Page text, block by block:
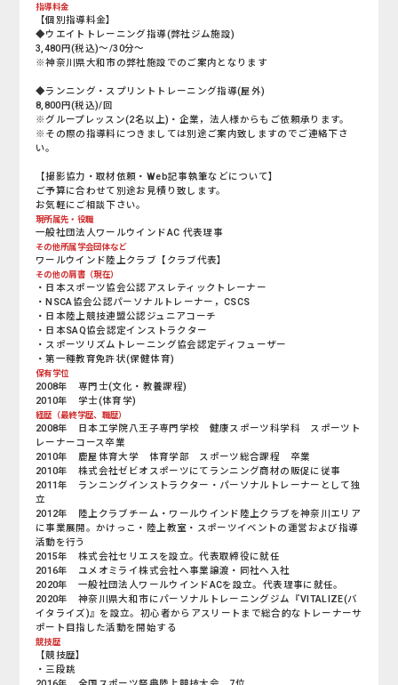
指導料金
【個別指導料金】
◆ウエイトトレーニング指導(弊社ジム施設)
3,480円(税込)～/30分～
※神奈川県大和市の弊社施設でのご案内となります
◆ランニング・スプリントトレーニング指導(屋外)
8,800円(税込)/回
※グループレッスン(2名以上)・企業，法人様からもご依頼承ります。
※その際の指導料につきましては別途ご案内致しますのでご連絡下さ
い。
【撮影協力・取材依頼・Web記事執筆などについて】
ご予算に合わせて別途お見積り致します。
お気軽にご相談下さい。
現所属先・役職
一般社団法人ワールウインドAC 代表理事
その他所属学会団体など
ワールウインド陸上クラブ【クラブ代表】
その他の肩書（現在）
・日本スポーツ協会公認アスレティックトレーナー
・NSCA協会公認パーソナルトレーナー，CSCS
・日本陸上競技連盟公認ジュニアコーチ
・日本SAQ協会認定インストラクター
・スポーツリズムトレーニング協会認定ディフューザー
・第一種教育免許状(保健体育)
保有学位
2008年 専門士(文化・教養課程)
2010年 学士(体育学)
経歴（最終学歴、職歴）
2008年 日本工学院八王子専門学校 健康スポーツ科学科 スポーツト
レーナーコース卒業
2010年 鹿屋体育大学 体育学部 スポーツ総合課程 卒業
2010年 株式会社ゼビオスポーツにてランニング商材の販促に従事
2011年 ランニングインストラクター・パーソナルトレーナーとして独
立
2012年 陸上クラブチーム・ワールウインド陸上クラブを神奈川エリア
に事業展開。かけっこ・陸上教室・スポーツイベントの運営および指導
活動を行う
2015年 株式会社セリエスを設立。代表取締役に就任
2016年 ユメオミライ株式会社へ事業譲渡・同社へ入社
2020年 一般社団法人ワールウインドACを設立。代表理事に就任。
2020年 神奈川県大和市にパーソナルトレーニングジム『VITALIZE(バ
イタライズ)』を設立。初心者からアスリートまで総合的なトレーナーサ
ポート目指した活動を開始する
競技歴
【競技歴】
・三段跳